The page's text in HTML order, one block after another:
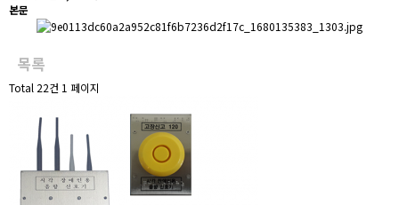
본문
목록
Total 22건 1 페이지